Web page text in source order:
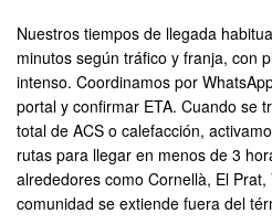
Nuestros tiempos de llegada
minutos según tráfico y franja, con
intenso. Coordinamos por
portal y confirmar ETA. Cuando se
total de ACS o calefacción,
rutas para llegar en menos de 3
alrededores como Cornellà, El Prat,
comunidad se extiende fuera del